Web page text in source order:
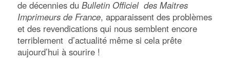
de décennies du Bulletin Officiel des Maitres
Imprimeurs de France, apparaissent des problèmes
et des revendications qui nous semblent encore
terriblement d’actualité même si cela prête
aujourd’hui à sourire !